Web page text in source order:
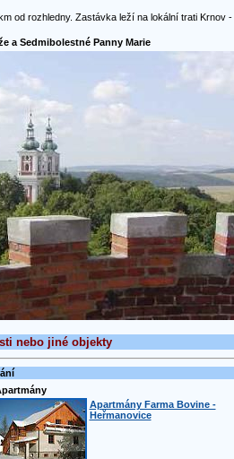
od rozhledny. Zastávka leží na lokální trati Krnov -
a Sedmibolestné Panny Marie
nebo jiné objekty
Apartmány Farma Bovine -
Heřmanovice